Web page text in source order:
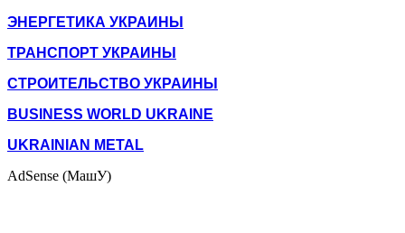
ЭНЕРГЕТИКА УКРАИНЫ
ТРАНСПОРТ УКРАИНЫ
СТРОИТЕЛЬСТВО УКРАИНЫ
BUSINESS WORLD UKRAINE
UKRAINIAN METAL
AdSense (МашУ)